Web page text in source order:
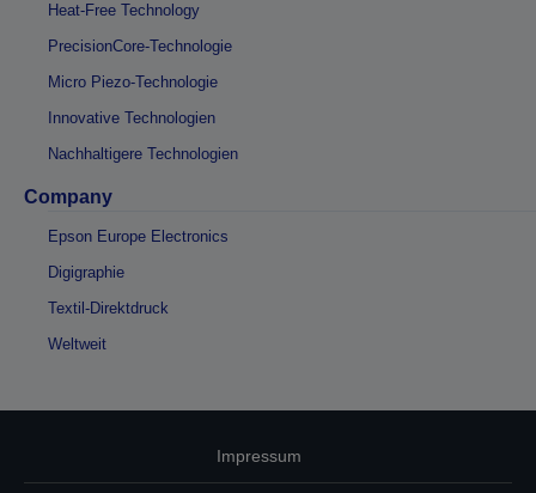
Heat-Free Technology
PrecisionCore-Technologie
Micro Piezo-Technologie
Innovative Technologien
Nachhaltigere Technologien
Company
Epson Europe Electronics
Digigraphie
Textil-Direktdruck
Weltweit
Impressum